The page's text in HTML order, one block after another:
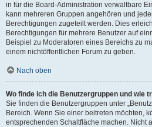
in für die Board-Administration verwaltbare
kann mehreren Gruppen angehören und
Berechtigungen zugeteilt werden. Dies
Berechtigungen für mehrere Benutzer auf
Beispiel zu Moderatoren eines Bereichs zu
einem nichtöffentlichen Forum zu geben.
Nach oben
Wo finde ich die Benutzergruppen und wie
Sie finden die Benutzergruppen unter
Bereich. Wenn Sie einer beitreten möchten,
entsprechenden Schaltfläche machen. Nicht